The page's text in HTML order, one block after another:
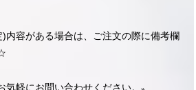
容がある場合は、ご注文の際に備考欄
気軽にお問い合わせください。〟